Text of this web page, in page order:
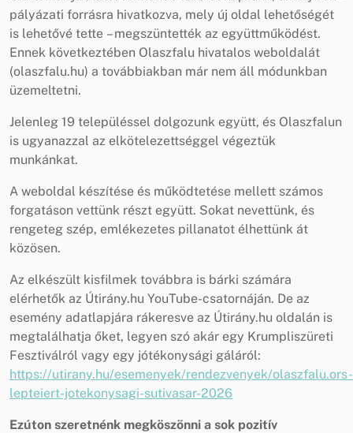
pályázati forrásra hivatkozva, mely új oldal lehetőségét
is lehetővé tette – megszüntették az együttműködést.
Ennek következtében Olaszfalu hivatalos weboldalát
(olaszfalu.hu) a továbbiakban már nem áll módunkban
üzemeltetni.
Jelenleg 19 településsel dolgozunk együtt, és Olaszfalun
is ugyanazzal az elkötelezettséggel végeztük
munkánkat.
A weboldal készítése és működtetése mellett számos
forgatáson vettünk részt együtt. Sokat nevettünk, és
rengeteg szép, emlékezetes pillanatot élhettünk át
közösen.
Az elkészült kisfilmek továbbra is bárki számára
elérhetők az Útirány.hu YouTube-csatornáján. De az
esemény adatlapjára rákeresve az Útirány.hu oldalán is
megtalálhatja őket, legyen szó akár egy Krumpliszüreti
Fesztiválról vagy egy jótékonysági gáláról:
https://utirany.hu/esemenyek/rendezvenyek/olaszfalu.ors-
lepteiert-jotekonysagi-sutivasar-2026
Ezúton szeretnénk megköszönni a sok pozitív